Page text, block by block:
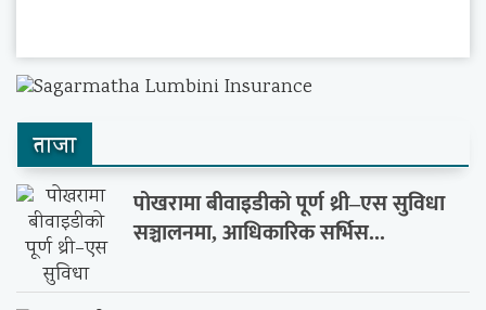
ताजा
पोखरामा बीवाइडीको पूर्ण थ्री–एस सुविधा
सञ्चालनमा, आधिकारिक सर्भिस...